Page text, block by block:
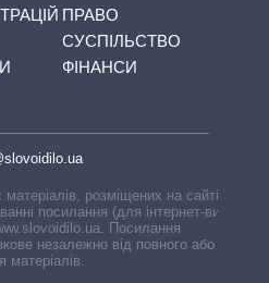
ПРАВО
СУСПІЛЬСТВО
ФІНАНСИ
розміщених на сайті,
посилання (для інтернет-видань
Посилання
незалежно від повного або
матеріалів.